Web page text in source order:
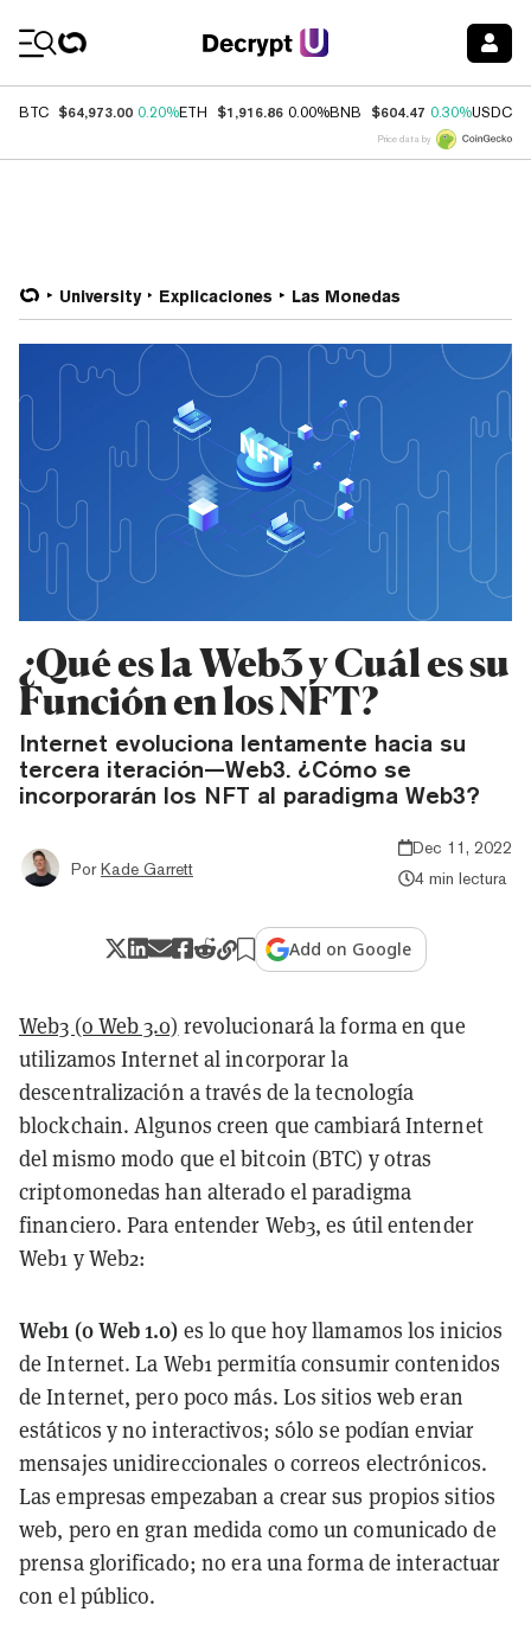
BTC $64,973.00 0.20%ETH $1,916.86 0.00%BNB $604.47 0.30%USDC
Price data by
University Explicaciones Las Monedas
¿Qué es la Web3 y Cuál es su
Función en los NFT?
Internet evoluciona lentamente hacia su
tercera iteración—Web3. ¿Cómo se
incorporarán los NFT al paradigma Web3?
Por Kade Garrett
Dec 11, 2022
4 min lectura
Add on Google
Web3 (o Web 3.0) revolucionará la forma en que
utilizamos Internet al incorporar la
descentralización a través de la tecnología
blockchain. Algunos creen que cambiará Internet
del mismo modo que el bitcoin (BTC) y otras
criptomonedas han alterado el paradigma
financiero. Para entender Web3, es útil entender
Web1 y Web2:
Web1 (o Web 1.0) es lo que hoy llamamos los inicios
de Internet. La Web1 permitía consumir contenidos
de Internet, pero poco más. Los sitios web eran
estáticos y no interactivos; sólo se podían enviar
mensajes unidireccionales o correos electrónicos.
Las empresas empezaban a crear sus propios sitios
web, pero en gran medida como un comunicado de
prensa glorificado; no era una forma de interactuar
con el público.